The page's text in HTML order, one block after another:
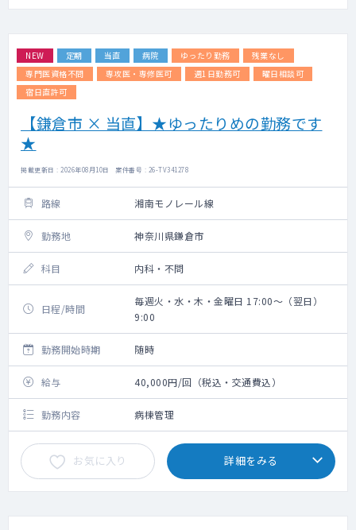
NEW 定期 当直 病院 ゆったり勤務
残業なし
専門医資格不問
専攻医・専修医可 週1日勤務可
曜日相談可
宿日直許可
【鎌倉市 × 当直】★ゆったりめの勤務です
★
掲載更新日 : 2026年08月10日 案件番号 : 26-TV341278
路線 湘南モノレール線
勤務地 神奈川県鎌倉市
科目 内科・不問
日程/時間
毎週火・水・木・金曜日 17:00～（翌日）
9:00
勤務開始時期 随時
給与 40,000円/回（税込・交通費込）
勤務内容 病棟管理
お気に入り 詳細をみる